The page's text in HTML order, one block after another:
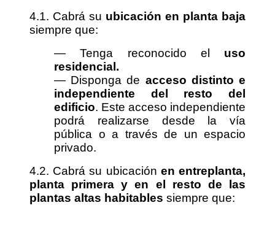
4.1. Cabrá su ubicación en planta baja
siempre que:
— Tenga reconocido el uso
residencial.
— Disponga de acceso distinto e
independiente del resto del
edificio. Este acceso independiente
podrá realizarse desde la vía
pública o a través de un espacio
privado.
4.2. Cabrá su ubicación en entreplanta,
planta primera y en el resto de las
plantas altas habitables siempre que: